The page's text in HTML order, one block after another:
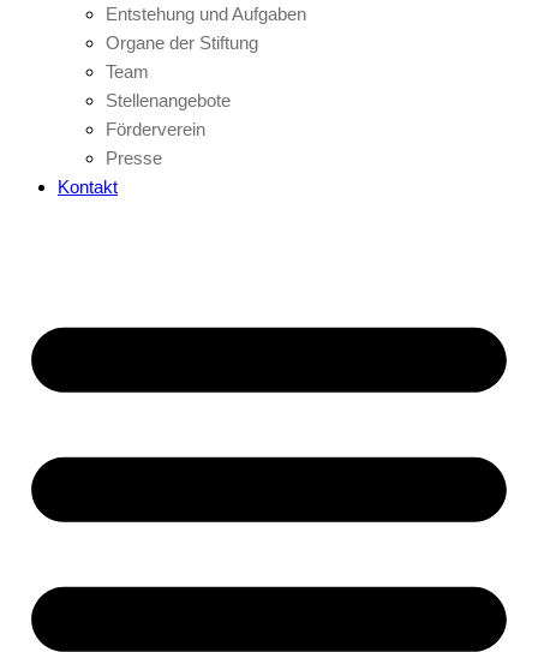
Entstehung und Aufgaben
Organe der Stiftung
Team
Stellenangebote
Förderverein
Presse
Kontakt